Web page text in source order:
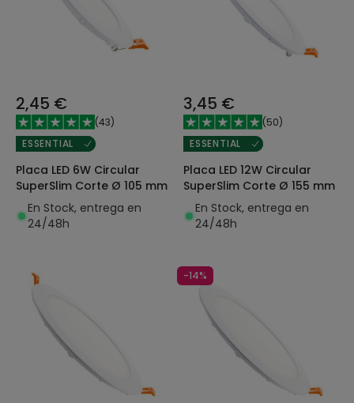
2,45 €
(43)
ESSENTIAL
Placa LED 6W Circular
SuperSlim Corte Ø 105 mm
En Stock, entrega en
24/48h
3,45 €
(50)
ESSENTIAL
Placa LED 12W Circular
SuperSlim Corte Ø 155 mm
En Stock, entrega en
24/48h
-14%